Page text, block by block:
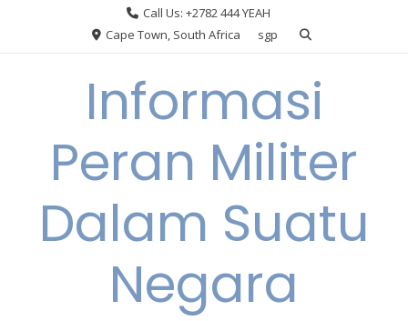
Call Us: +2782 444 YEAH
Cape Town, South Africa
sgp
Informasi
Peran Militer
Dalam Suatu
Negara